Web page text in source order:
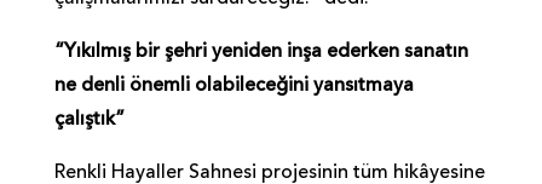
“Yıkılmış bir şehri yeniden inşa ederken sanatın
ne denli önemli olabileceğini yansıtmaya
çalıştık”
Renkli Hayaller Sahnesi projesinin tüm hikâyesine